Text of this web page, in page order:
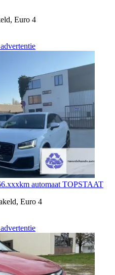
Euro 4
automaat TOPSTAAT
Euro 4